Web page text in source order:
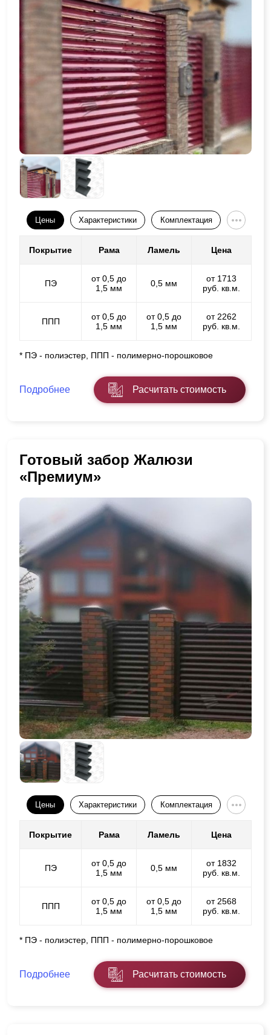
Цены Характеристики Комплектация
Покрытие Рама Ламель Цена
ПЭ
от 0,5 до
1,5 мм
0,5 мм
от 1713
руб. кв.м.
ППП
от 0,5 до
1,5 мм
от 0,5 до
1,5 мм
от 2262
руб. кв.м.
* ПЭ - полиэстер, ППП - полимерно-порошковое
Подробнее Расчитать стоимость
Готовый забор Жалюзи
«Премиум»
Цены Характеристики Комплектация
Покрытие Рама Ламель Цена
ПЭ
от 0,5 до
1,5 мм
0,5 мм
от 1832
руб. кв.м.
ППП
от 0,5 до
1,5 мм
от 0,5 до
1,5 мм
от 2568
руб. кв.м.
* ПЭ - полиэстер, ППП - полимерно-порошковое
Подробнее Расчитать стоимость